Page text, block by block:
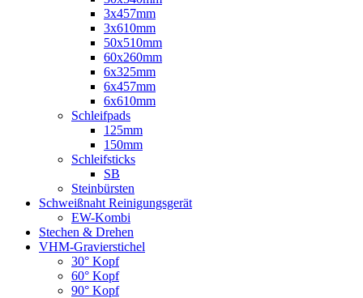
3x457mm
3x610mm
50x510mm
60x260mm
6x325mm
6x457mm
6x610mm
Schleifpads
125mm
150mm
Schleifsticks
SB
Steinbürsten
Schweißnaht Reinigungsgerät
EW-Kombi
Stechen & Drehen
VHM-Gravierstichel
30° Kopf
60° Kopf
90° Kopf